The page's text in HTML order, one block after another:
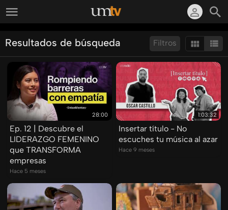
Filtros
Resultados de búsqueda
Ordenar por:
Mostrar:
Resultados/Pág.:
28:00
Ep. 12 | Descubre el
LIDERAZGO FEMENINO
que TRANSFORMA
empresas
Hace 5 meses
1:03:32
Insertar título - No
escuches tu música al azar
Hace 9 meses